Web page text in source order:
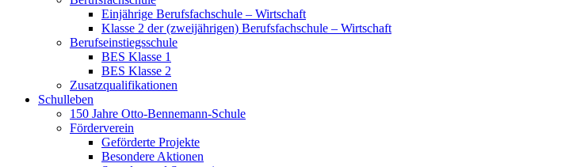
Einjährige Berufsfachschule – Wirtschaft
Klasse 2 der (zweijährigen) Berufsfachschule – Wirtschaft
Berufseinstiegsschule
BES Klasse 1
BES Klasse 2
Zusatzqualifikationen
Schulleben
150 Jahre Otto-Bennemann-Schule
Förderverein
Geförderte Projekte
Besondere Aktionen